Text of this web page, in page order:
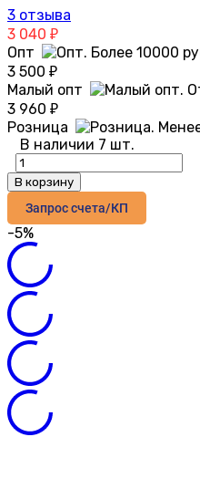
3 отзыва
3 040 ₽
Опт
3 500 ₽
Малый опт
3 960 ₽
Розница
В наличии 7 шт.
В корзину
Запрос счета/КП
-5%